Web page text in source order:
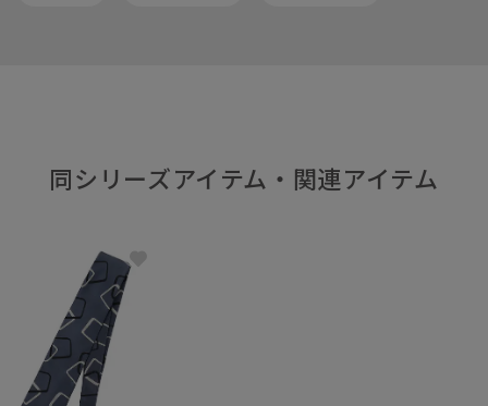
同シリーズアイテム・関連アイテム